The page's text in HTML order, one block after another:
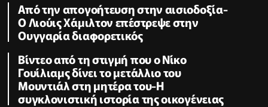
Από την απογοήτευση στην αισιοδοξία-
Ο Λιούις Χάμιλτον επέστρεψε στην
Ουγγαρία διαφορετικός
Βίντεο από τη στιγμή που ο Νίκο
Γουίλιαμς δίνει το μετάλλιο του
Μουντιάλ στη μητέρα του-H
συγκλονιστική ιστορία της οικογένειας